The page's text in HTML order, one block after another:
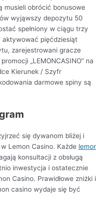
musieli obrócić bonusowe
wyjąwszy depozytu 50
spełniony w ciągu trzy
aktywować pięćdziesiąt
zarejestrowani gracze
„LEMONCASINO” na
Kierunek / Szyfr
darmowe spiny są
się dywanom bliżej i
Lemon Casino. Każde
konsultacji z obsługą
inwestycja i ostatecznie
Casino. Prawidłowe zniżki i
casino wydaje się być